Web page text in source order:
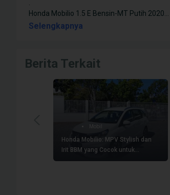
Honda Mobilio 1.5 E Bensin-MT Putih 2020
Selengkapnya
Berita Terkait
Honda Mobilio: MPV Stylish dan
Irit BBM yang Cocok untuk
Aktivitas Warga Bandung